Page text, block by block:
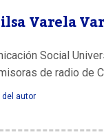
Varela
Social
de radio de
autor